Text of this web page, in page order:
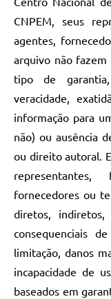
CNPEM, seus
agentes,
arquivo não fazem
tipo de
veracidade,
informação para
não) ou ausência
ou direito autoral.
representantes,
fornecedores ou
diretos, indiretos,
consequenciais
limitação, danos
incapacidade de
baseados em